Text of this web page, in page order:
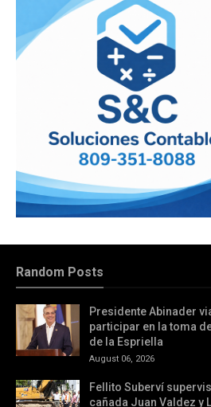
Random Posts
Presidente Abinader
participar en la toma
de la Espriella
August 06, 2026
Fellito Suberví
cañada Juan Valdez y